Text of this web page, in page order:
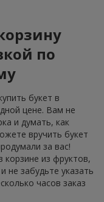
по
букет в
цене. Вам не
и думать, как
вручить букет
за вас!
из фруктов,
не забудьте указать
часов заказ